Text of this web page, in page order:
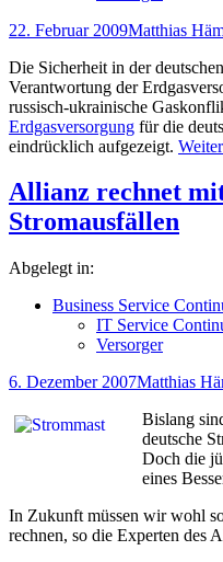
22. Februar 2009Matthias
Die Sicherheit in der
Verantwortung der
russisch-ukrainische
Erdgasversorgung für die
eindrücklich aufgezeigt.
Allianz rechnet
Stromausfällen
Abgelegt in:
Business Service
IT Service
Versorger
6. Dezember 2007Matthias
Bislang
deutsche
Doch die
eines
In Zukunft müssen wir wohl
rechnen, so die Experten des